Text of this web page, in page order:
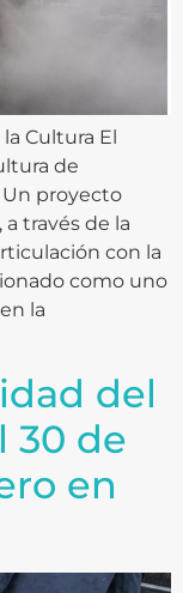
Cultura El
de
Un proyecto
a través de la
con la
como uno
la
del
30 de
en